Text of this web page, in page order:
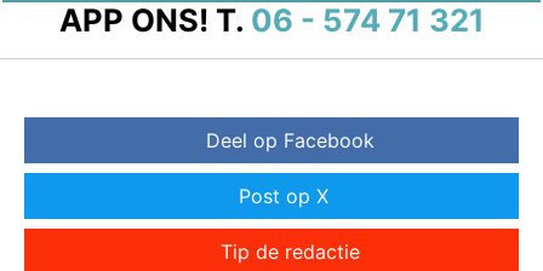
APP ONS! T. 06 - 574 71 321
Deel op Facebook
Post op X
Tip de redactie